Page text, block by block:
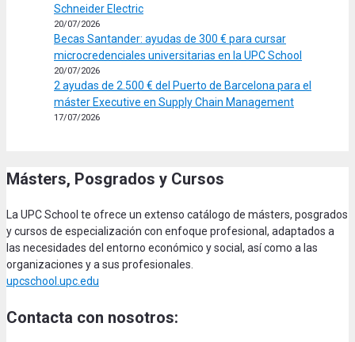
Schneider Electric
20/07/2026
Becas Santander: ayudas de 300 € para cursar
microcredenciales universitarias en la UPC School
20/07/2026
2 ayudas de 2.500 € del Puerto de Barcelona para el
máster Executive en Supply Chain Management
17/07/2026
Másters, Posgrados y Cursos
La UPC School te ofrece un extenso catálogo de másters, posgrados
y cursos de especialización con enfoque profesional, adaptados a
las necesidades del entorno económico y social, así como a las
organizaciones y a sus profesionales.
upcschool.upc.edu
Contacta con nosotros: